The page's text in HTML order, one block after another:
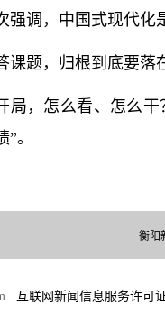
强调，中国式现代化
课题，归根到底要落
局，怎么看、怎么干
。
衡阳
互联网新闻信息服务许可